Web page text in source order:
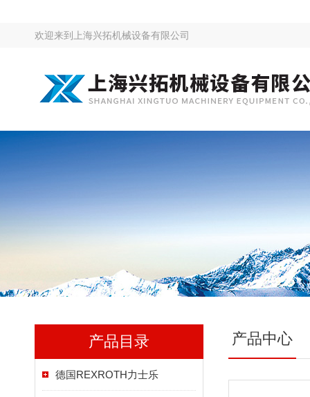
欢迎来到 上海兴拓机械设备有限公司
产品目录
德国REXROTH力士乐
产品中心